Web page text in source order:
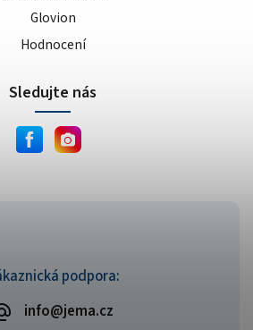
podpora:
info@jema.cz
Glovion
Hodnocení
Sledujte nás